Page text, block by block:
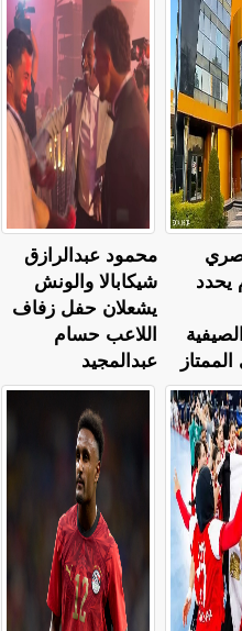
محمود عبدالرازق
شيكابالا والونش
يشعلان حفل زفاف
اللاعب حسام
عبدالمجيد
يحدد